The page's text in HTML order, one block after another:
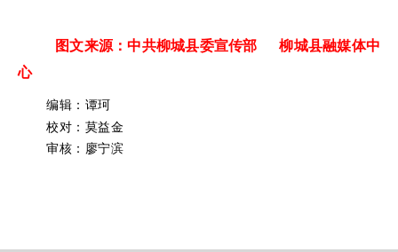
图文来源：中共柳城县委宣传部 柳城县融媒体中
心
编辑：谭珂
校对：莫益金
审核：廖宁滨